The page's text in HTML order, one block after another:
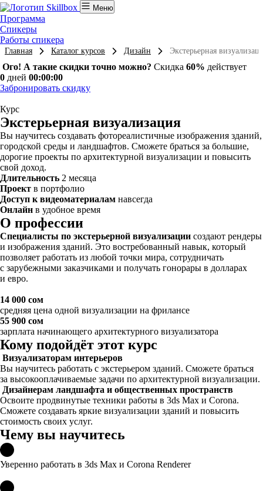
Меню
Программа
Спикеры
Работы спикера
Главная Каталог курсов Дизайн Экстерьерная
Ого! А такие скидки точно можно? Скидка 60% действует
0 дней 00:00:00
Забронировать скидку
Курс
Экстерьерная визуализация
Вы научитесь создавать фотореалистичные изображения зданий,
городской среды и ландшафтов. Сможете браться за большие,
дорогие проекты по архитектурной визуализации и повысить
свой доход.
Длительность 2 месяца
Проект в портфолио
Доступ к видеоматериалам навсегда
Онлайн в удобное время
О профессии
Специалисты по экстерьерной визуализации создают рендеры
и изображения зданий. Это востребованный навык, который
позволяет работать из любой точки мира, сотрудничать
с зарубежными заказчиками и получать гонорары в долларах
и евро.
14 000 сом
средняя цена одной визуализации на фрилансе
55 900 сом
зарплата начинающего архитектурного визуализатора
Кому подойдёт этот курс
Визуализаторам интерьеров
Вы научитесь работать с экстерьером зданий. Сможете браться
за высокооплачиваемые задачи по архитектурной визуализации.
Дизайнерам ландшафта и общественных пространств
Освоите продвинутые техники работы в 3ds Max и Corona.
Сможете создавать яркие визуализации зданий и повысить
стоимость своих услуг.
Чему вы научитесь
Уверенно работать в 3ds Max и Corona Renderer